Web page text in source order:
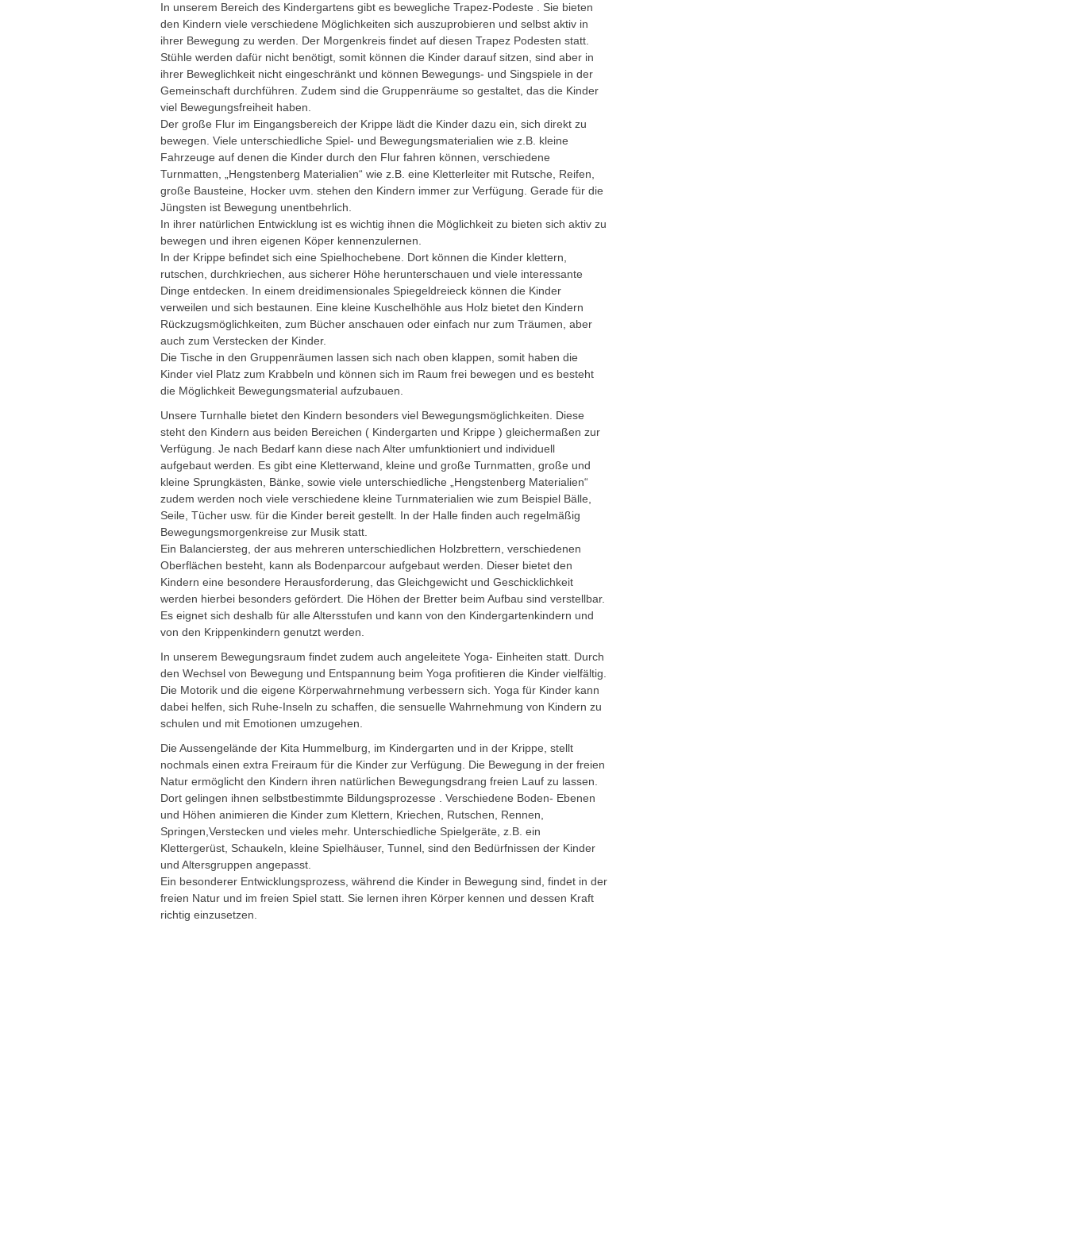
In unserem Bereich des Kindergartens gibt es bewegliche Trapez-Podeste . Sie bieten
den Kindern viele verschiedene Möglichkeiten sich auszuprobieren und selbst aktiv in
ihrer Bewegung zu werden. Der Morgenkreis findet auf diesen Trapez Podesten statt.
Stühle werden dafür nicht benötigt, somit können die Kinder darauf sitzen, sind aber in
ihrer Beweglichkeit nicht eingeschränkt und können Bewegungs- und Singspiele in der
Gemeinschaft durchführen. Zudem sind die Gruppenräume so gestaltet, das die Kinder
viel Bewegungsfreiheit haben.
Der große Flur im Eingangsbereich der Krippe lädt die Kinder dazu ein, sich direkt zu
bewegen. Viele unterschiedliche Spiel- und Bewegungsmaterialien wie z.B. kleine
Fahrzeuge auf denen die Kinder durch den Flur fahren können, verschiedene
Turnmatten, „Hengstenberg Materialien“ wie z.B. eine Kletterleiter mit Rutsche, Reifen,
große Bausteine, Hocker uvm. stehen den Kindern immer zur Verfügung. Gerade für die
Jüngsten ist Bewegung unentbehrlich.
In ihrer natürlichen Entwicklung ist es wichtig ihnen die Möglichkeit zu bieten sich aktiv zu
bewegen und ihren eigenen Köper kennenzulernen.
In der Krippe befindet sich eine Spielhochebene. Dort können die Kinder klettern,
rutschen, durchkriechen, aus sicherer Höhe herunterschauen und viele interessante
Dinge entdecken. In einem dreidimensionales Spiegeldreieck können die Kinder
verweilen und sich bestaunen. Eine kleine Kuschelhöhle aus Holz bietet den Kindern
Rückzugsmöglichkeiten, zum Bücher anschauen oder einfach nur zum Träumen, aber
auch zum Verstecken der Kinder.
Die Tische in den Gruppenräumen lassen sich nach oben klappen, somit haben die
Kinder viel Platz zum Krabbeln und können sich im Raum frei bewegen und es besteht
die Möglichkeit Bewegungsmaterial aufzubauen.
Unsere Turnhalle bietet den Kindern besonders viel Bewegungsmöglichkeiten. Diese
steht den Kindern aus beiden Bereichen ( Kindergarten und Krippe ) gleichermaßen zur
Verfügung. Je nach Bedarf kann diese nach Alter umfunktioniert und individuell
aufgebaut werden. Es gibt eine Kletterwand, kleine und große Turnmatten, große und
kleine Sprungkästen, Bänke, sowie viele unterschiedliche „Hengstenberg Materialien“
zudem werden noch viele verschiedene kleine Turnmaterialien wie zum Beispiel Bälle,
Seile, Tücher usw. für die Kinder bereit gestellt. In der Halle finden auch regelmäßig
Bewegungsmorgenkreise zur Musik statt.
Ein Balanciersteg, der aus mehreren unterschiedlichen Holzbrettern, verschiedenen
Oberflächen besteht, kann als Bodenparcour aufgebaut werden. Dieser bietet den
Kindern eine besondere Herausforderung, das Gleichgewicht und Geschicklichkeit
werden hierbei besonders gefördert. Die Höhen der Bretter beim Aufbau sind verstellbar.
Es eignet sich deshalb für alle Altersstufen und kann von den Kindergartenkindern und
von den Krippenkindern genutzt werden.
In unserem Bewegungsraum findet zudem auch angeleitete Yoga- Einheiten statt. Durch
den Wechsel von Bewegung und Entspannung beim Yoga profitieren die Kinder vielfältig.
Die Motorik und die eigene Körperwahrnehmung verbessern sich. Yoga für Kinder kann
dabei helfen, sich Ruhe-Inseln zu schaffen, die sensuelle Wahrnehmung von Kindern zu
schulen und mit Emotionen umzugehen.
Die Aussengelände der Kita Hummelburg, im Kindergarten und in der Krippe, stellt
nochmals einen extra Freiraum für die Kinder zur Verfügung. Die Bewegung in der freien
Natur ermöglicht den Kindern ihren natürlichen Bewegungsdrang freien Lauf zu lassen.
Dort gelingen ihnen selbstbestimmte Bildungsprozesse . Verschiedene Boden- Ebenen
und Höhen animieren die Kinder zum Klettern, Kriechen, Rutschen, Rennen,
Springen,Verstecken und vieles mehr. Unterschiedliche Spielgeräte, z.B. ein
Klettergerüst, Schaukeln, kleine Spielhäuser, Tunnel, sind den Bedürfnissen der Kinder
und Altersgruppen angepasst.
Ein besonderer Entwicklungsprozess, während die Kinder in Bewegung sind, findet in der
freien Natur und im freien Spiel statt. Sie lernen ihren Körper kennen und dessen Kraft
richtig einzusetzen.